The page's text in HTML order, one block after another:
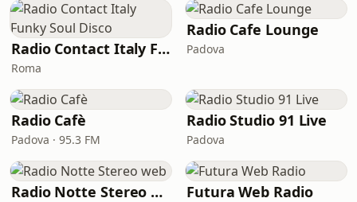
Radio Contact Italy Funky Soul Disco
Roma
Radio Cafe Lounge
Padova
Radio Cafè
Padova · 95.3 FM
Radio Studio 91 Live
Padova
Radio Notte Stereo web Futura Web Radio